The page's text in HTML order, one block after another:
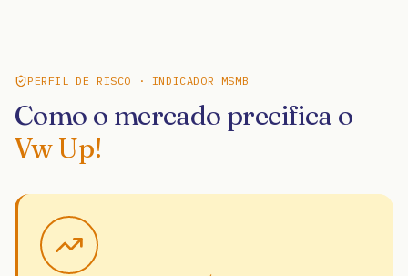
PERFIL DE RISCO · INDICADOR MSMB
Como o mercado precifica o
Vw Up!